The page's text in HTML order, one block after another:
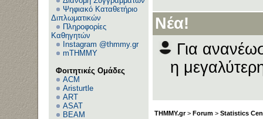
Ψηφιακό Καταθετήριο
Διπλωματικών
Πληροφορίες
Καθηγητών
Instagram @thmmy.gr
mTHMMY
Φοιτητικές Ομάδες
ACM
Aristurtle
ART
ASAT
BEAM
Νέα!
Για
η
THMMY.gr> Forum > Statistics